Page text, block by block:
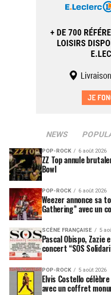
NEWS
POP-ROCK 6 août 2026
ZZ Top annule
Bowl
POP-ROCK 6 août 2026
Weezer annonce sa
Gathering” avec un
SCÈNE FRANÇAISE 5
Pascal Obispo, Zazie
concert “SOS
POP-ROCK 5 août 2026
Elvis Costello
avec un coffret